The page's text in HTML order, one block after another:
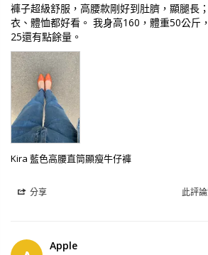
褲子超級舒服，高腰款剛好到肚臍，顯腿長
衣、體恤都好看。 我身高160，體重50公斤
25還有點餘量。
Kira 藍色高腰直筒顯瘦牛仔褲
分享 此評
Apple